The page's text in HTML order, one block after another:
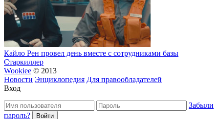
Кайло Рен провел день вместе с сотрудниками базы
Старкиллер
Wookiee © 2013
Новости Энциклопедия Для правообладателей
Вход
Забыли
пароль?